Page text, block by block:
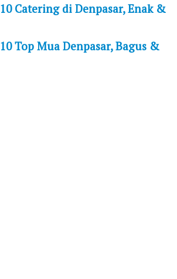
10 Catering di Denpasar, Enak &
10 Top Mua Denpasar, Bagus &